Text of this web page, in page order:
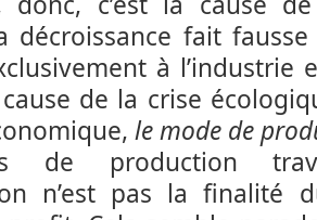
décroissance fait
à
de la crise
le mode de
de production
n’est pas la finalité